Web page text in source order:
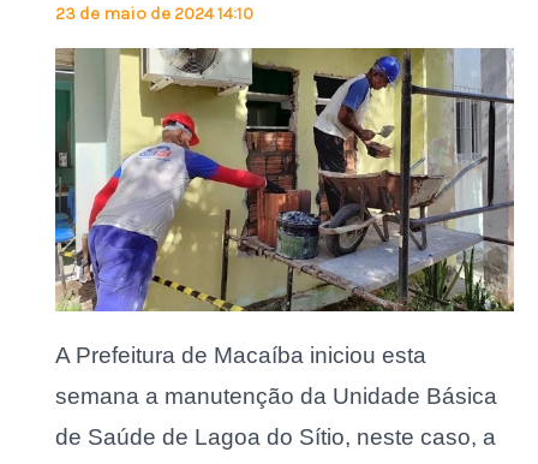
23 de maio de 2024 14:10
A Prefeitura de Macaíba iniciou esta
semana a manutenção da Unidade Básica
de Saúde de Lagoa do Sítio, neste caso, a